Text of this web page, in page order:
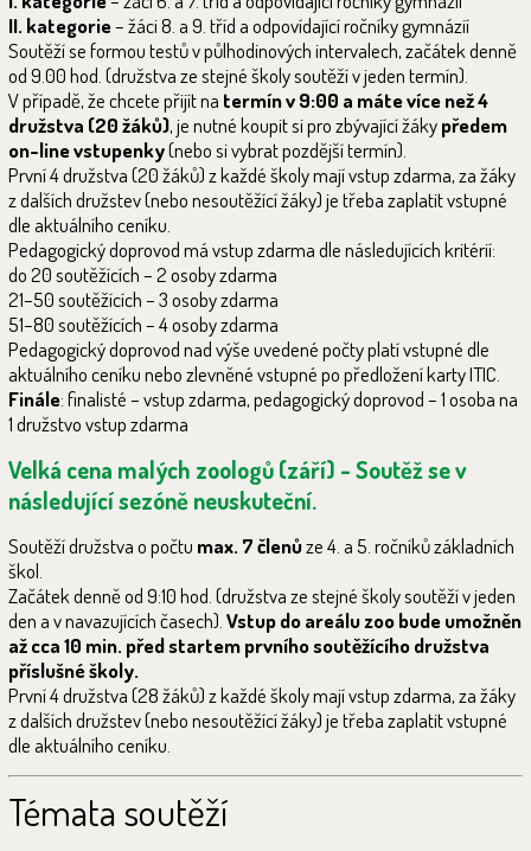
II. kategorie– žáci 8. a 9. tříd a odpovídající ročníky gymnázií
Soutěží se formou testů v půlhodinových intervalech, začátek denně
od 9.00 hod. (družstva ze stejné školy soutěží v jeden termín).
V případě, že chcete přijít na termín v 9:00 a máte více než 4
družstva (20 žáků), je nutné koupit si pro zbývající žákypředem
on-line vstupenky(nebo si vybrat pozdější termín).
První 4 družstva (20 žáků) z každé školy mají vstup zdarma, za žáky
z dalších družstev (nebo nesoutěžící žáky) je třeba zaplatit vstupné
dle aktuálního ceníku.
Pedagogický doprovod má vstup zdarma dle následujících kritérií:
do 20 soutěžících – 2 osoby zdarma
21–50 soutěžících – 3 osoby zdarma
51–80 soutěžících – 4 osoby zdarma
Pedagogický doprovod nad výše uvedené počty platí vstupné dle
aktuálního ceníku nebo zlevněné vstupné po předložení karty ITIC.
Finále: finalisté – vstup zdarma, pedagogický doprovod – 1 osoba na
1 družstvo vstup zdarma
Velká cena malých zoologů (září) - Soutěž se v
následující sezóně neuskuteční.
Soutěží družstva o počtu max. 7 členůze 4. a 5. ročníků základních
škol.
Začátek denně od 9:10 hod. (družstva ze stejné školy soutěží v jeden
den a v navazujících časech). Vstup do areálu zoo bude umožněn
až cca 10 min. před startem prvního soutěžícího družstva
příslušné školy.
První 4 družstva (28 žáků) z každé školy mají vstup zdarma, za žáky
z dalších družstev (nebo nesoutěžící žáky) je třeba zaplatit vstupné
dle aktuálního ceníku.
Témata soutěží